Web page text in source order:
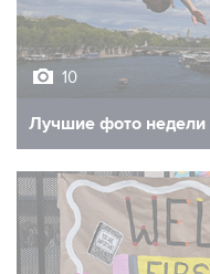
10
Лучшие фото недели